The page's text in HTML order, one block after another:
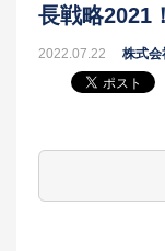
長戦略2021！
2022.07.22 株式会